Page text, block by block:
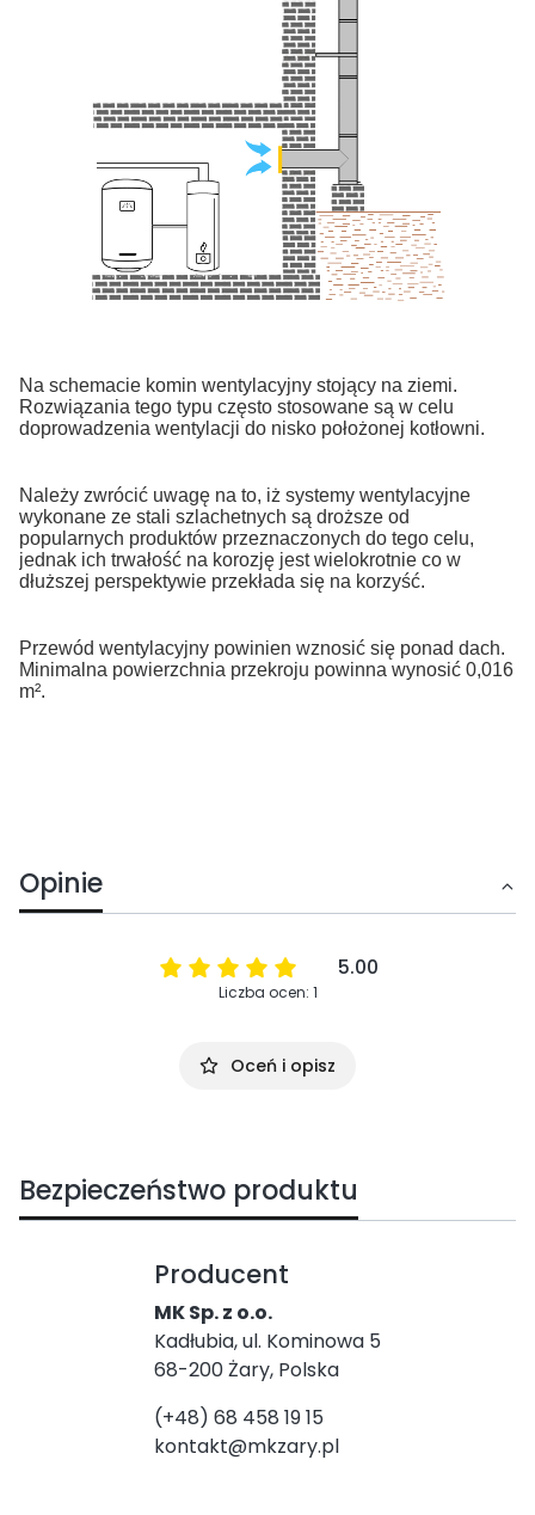
Na schemacie komin wentylacyjny stojący na ziemi.
Rozwiązania tego typu często stosowane są w celu
doprowadzenia wentylacji do nisko położonej kotłowni.
Należy zwrócić uwagę na to, iż systemy wentylacyjne
wykonane ze stali szlachetnych są droższe od
popularnych produktów przeznaczonych do tego celu,
jednak ich trwałość na korozję jest wielokrotnie co w
dłuższej perspektywie przekłada się na korzyść.
Przewód wentylacyjny powinien wznosić się ponad dach.
Minimalna powierzchnia przekroju powinna wynosić 0,016
m².
Opinie
5.00
Liczba ocen: 1
Oceń i opisz
Bezpieczeństwo produktu
Producent
MK Sp. z o.o.
Kadłubia, ul. Kominowa 5
68-200 Żary, Polska
(+48) 68 458 19 15
kontakt@mkzary.pl